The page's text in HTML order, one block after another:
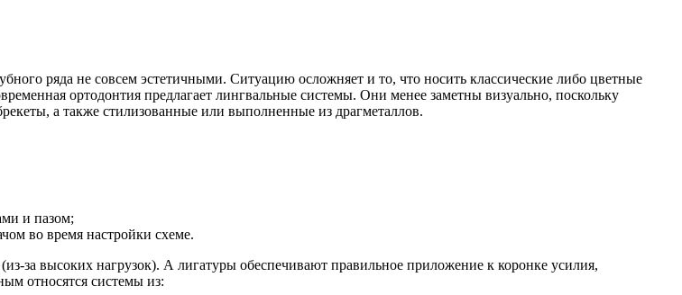
ряда не совсем эстетичными. Ситуацию осложняет и то, что носить классические либо цветные
ортодонтия предлагает лингвальные системы. Они менее заметны визуально, поскольку
а также стилизованные или выполненные из драгметаллов.
и пазом;
во время настройки схеме.
за высоких нагрузок). А лигатуры обеспечивают правильное приложение к коронке усилия,
относятся системы из: